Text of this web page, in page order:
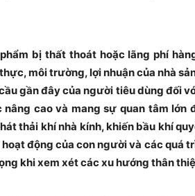
bị thất thoát hoặc lãng phí
môi trường, lợi nhuận của nhà
gần đây của người tiêu dùng đối
cao và mang sự quan tâm lớn
thải khí nhà kính, khiến bầu khí
động của con người và các quá
khi xem xét các xu hướng thân